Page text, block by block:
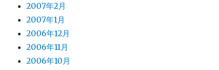
2007年2月
2007年1月
2006年12月
2006年11月
2006年10月